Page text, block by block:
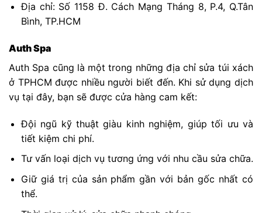
Địa chỉ: Số 1158 Đ. Cách Mạng Tháng 8, P.4, Q.Tân
Bình, TP.HCM
Auth Spa
Auth Spa cũng là một trong những địa chỉ sửa túi xách
ở TPHCM được nhiều người biết đến. Khi sử dụng dịch
vụ tại đây, bạn sẽ được cửa hàng cam kết:
Đội ngũ kỹ thuật giàu kinh nghiệm, giúp tối ưu và
tiết kiệm chi phí.
Tư vấn loại dịch vụ tương ứng với nhu cầu sửa chữa.
Giữ giá trị của sản phẩm gần với bản gốc nhất có
thể.